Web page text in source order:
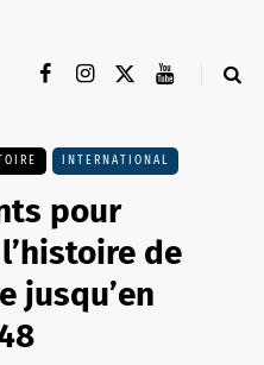
INTERNATIONAL
pour
de
jusqu’en